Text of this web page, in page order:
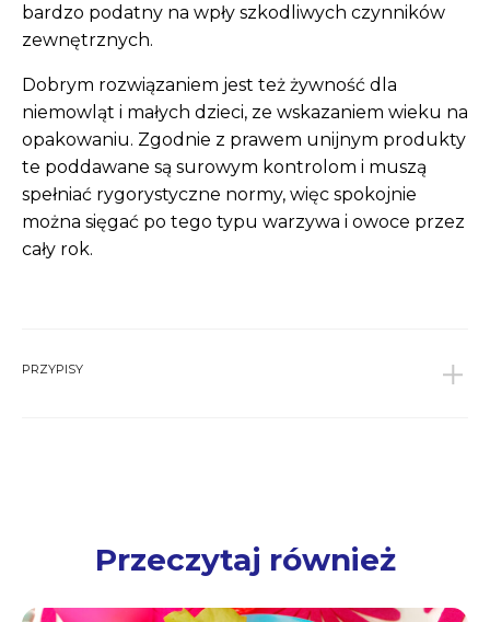
bardzo podatny na wpły szkodliwych czynników
zewnętrznych.
Dobrym rozwiązaniem jest też żywność dla
niemowląt i małych dzieci, ze wskazaniem wieku na
opakowaniu. Zgodnie z prawem unijnym produkty
te poddawane są surowym kontrolom i muszą
spełniać rygorystyczne normy, więc spokojnie
można sięgać po tego typu warzywa i owoce przez
cały rok.
PRZYPISY
Przeczytaj również